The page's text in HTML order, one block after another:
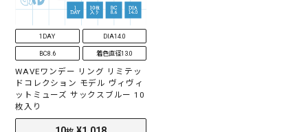
10 枚¥1,018
g
1DAY DIA14.0
BC8.6 着色直径13.0
WAVEワンデー リング リミテッ
ドコレクション モデル ヴィヴィ
ットミューズ サックスブルー 10
枚入り